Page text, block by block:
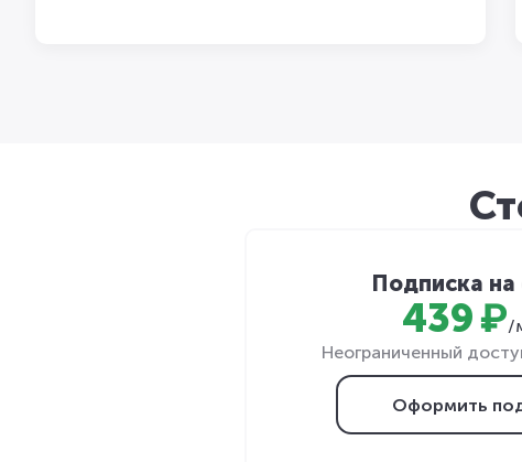
Подписка на
439 ₽/
Неограниченный
Оформить